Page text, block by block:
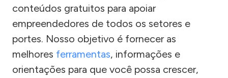
conteúdos gratuitos para apoiar
empreendedores de todos os setores e
portes. Nosso objetivo é fornecer as
melhores ferramentas, informações e
orientações para que você possa crescer,